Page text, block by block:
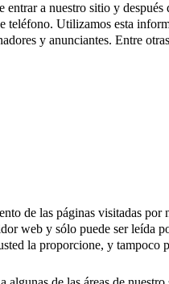
a nuestro sitio y
teléfono. Utilizamos esta
y anunciantes. Entre
de las páginas visitadas por
web y sólo puede ser leída
la proporcione, y tampoco